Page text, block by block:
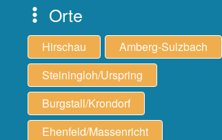
Orte
Hirschau
Amberg-Sulzbach
Steiningloh/Urspring
Burgstall/Krondorf
Ehenfeld/Massenricht